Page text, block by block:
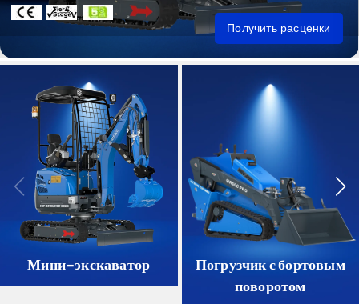
Получить расценки
Мини-экскаватор
Погрузчик с бортовым
поворотом